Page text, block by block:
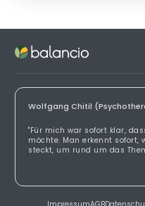
Wolfgang Chitil
"Für mich war sofort klar,
möchte. Man erkennt sofort,
steckt, um rund um das